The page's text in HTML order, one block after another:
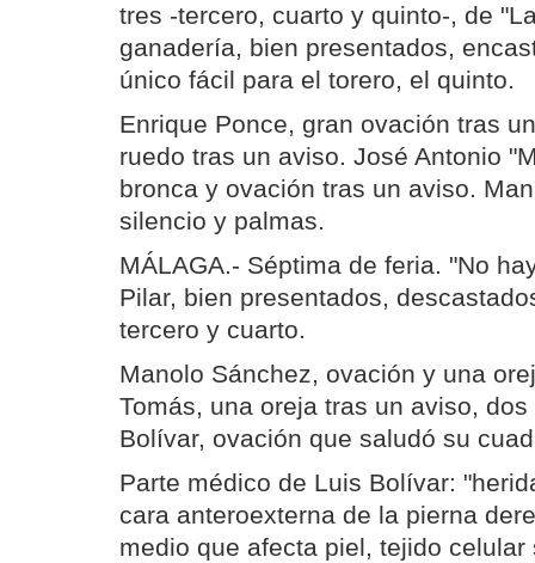
tres -tercero, cuarto y quinto-, de
ganadería, bien presentados,
único fácil para el torero, el quinto.
Enrique Ponce, gran ovación tras
ruedo tras un aviso. José Antonio
bronca y ovación tras un aviso.
silencio y palmas.
MÁLAGA.- Séptima de feria. "No
Pilar, bien presentados,
tercero y cuarto.
Manolo Sánchez, ovación y una
Tomás, una oreja tras un aviso,
Bolívar, ovación que saludó su
Parte médico de Luis Bolívar:
cara anteroexterna de la pierna
medio que afecta piel, tejido celular